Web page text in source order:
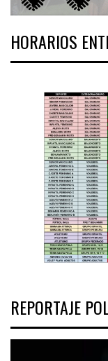
HORARIOS
REPORTAJE